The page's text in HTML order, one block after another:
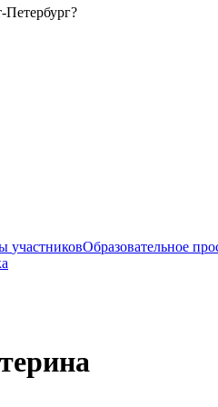
участниковОбразовательное